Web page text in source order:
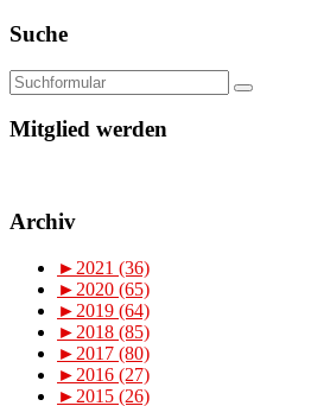
Suche
Mitglied werden
Archiv
► 2021 (36)
► 2020 (65)
► 2019 (64)
► 2018 (85)
► 2017 (80)
► 2016 (27)
► 2015 (26)